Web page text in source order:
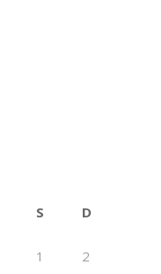
S D
1 2